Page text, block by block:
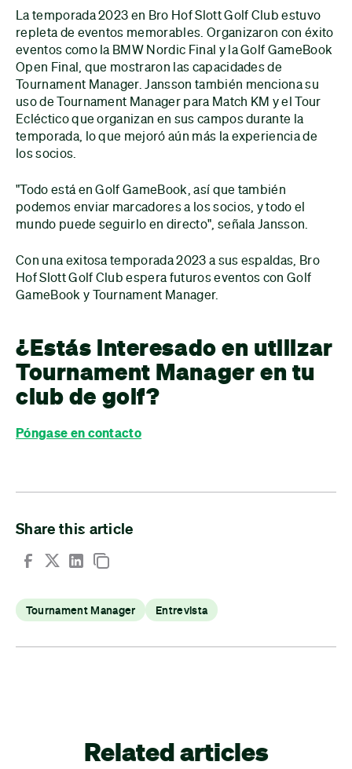
La temporada 2023 en Bro Hof Slott Golf Club estuvo
repleta de eventos memorables. Organizaron con éxito
eventos como la BMW Nordic Final y la Golf GameBook
Open Final, que mostraron las capacidades de
Tournament Manager. Jansson también menciona su
uso de Tournament Manager para Match KM y el Tour
Ecléctico que organizan en sus campos durante la
temporada, lo que mejoró aún más la experiencia de
los socios.
"Todo está en Golf GameBook, así que también
podemos enviar marcadores a los socios, y todo el
mundo puede seguirlo en directo", señala Jansson.
Con una exitosa temporada 2023 a sus espaldas, Bro
Hof Slott Golf Club espera futuros eventos con Golf
GameBook y Tournament Manager.
¿Estás interesado en utilizar
Tournament Manager en tu
club de golf?
Póngase en contacto
Share this article
Tournament Manager Entrevista
Related articles